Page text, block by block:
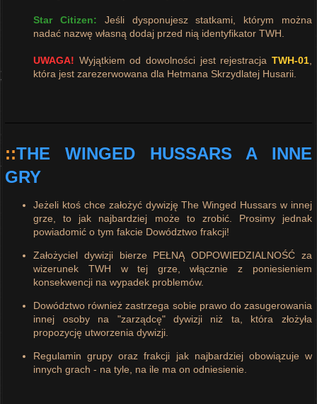
Star Citizen: Jeśli dysponujesz statkami, którym można
nadać nazwę własną dodaj przed nią identyfikator TWH.
UWAGA! Wyjątkiem od dowolności jest rejestracja TWH-01,
która jest zarezerwowana dla Hetmana Skrzydlatej Husarii.
::THE WINGED HUSSARS A INNE
GRY
Jeżeli ktoś chce założyć dywizję The Winged Hussars w innej
grze, to jak najbardziej może to zrobić. Prosimy jednak
powiadomić o tym fakcie Dowództwo frakcji!
Założyciel dywizji bierze PEŁNĄ ODPOWIEDZIALNOŚĆ za
wizerunek TWH w tej grze, włącznie z poniesieniem
konsekwencji na wypadek problemów.
Dowództwo również zastrzega sobie prawo do zasugerowania
innej osoby na "zarządcę" dywizji niż ta, która złożyła
propozycję utworzenia dywizji.
Regulamin grupy oraz frakcji jak najbardziej obowiązuje w
innych grach - na tyle, na ile ma on odniesienie.